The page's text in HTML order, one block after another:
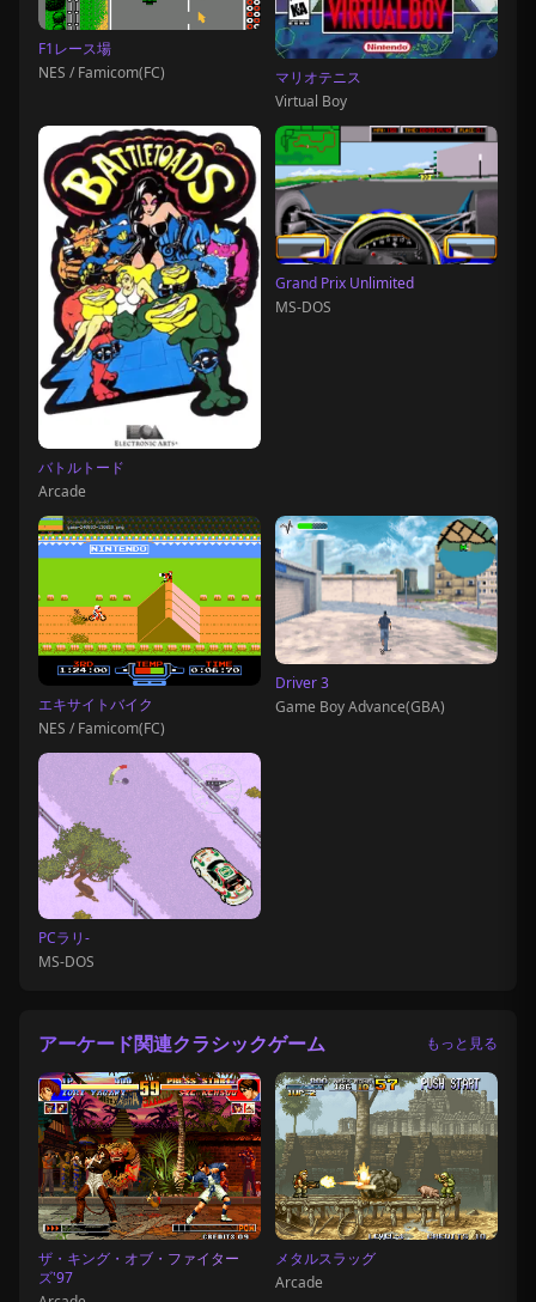
F1レース場
NES / Famicom(FC)
マリオテニス
Virtual Boy
バトルトード
Arcade
Grand Prix Unlimited
MS-DOS
エキサイトバイク
NES / Famicom(FC)
Driver 3
Game Boy Advance(GBA)
PCラリ-
MS-DOS
アーケード関連クラシックゲーム もっと見る
ザ・キング・オブ・ファイター
ズ'97
メタルスラッグ
Arcade